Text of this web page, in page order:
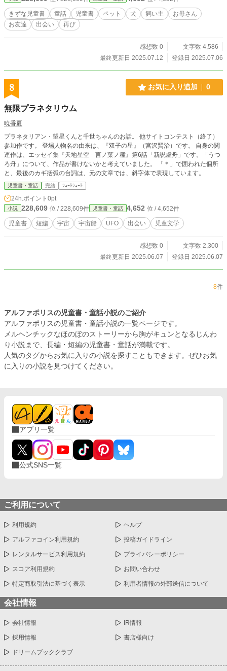
きずな児童書 童話 児童書 ペット 犬 飼い主
お母さん
お友達
出会い 再び
感想数 0
文字数 4,586
最終更新日 2025.07.12
登録日 2025.07.06
8 お気に入り追加 0
無限プラネタリウム
暁香夏
プラネタリアン・望星くんと千世ちゃんのお話。 他サイトコンテスト（終了）
参加作です。 登場人物名の由来は、『双子の星』（宮沢賢治）です。 自身の関
連作は、エッセイ集『天地星空 言ノ葉ノ種』第6話「新説虚舟」です。「うつ
ろ舟」について、作品が書けないかと考えていました。 「＊」で囲われた個所
と、最後のカギ括弧の台詞は、元の文章では、斜字体で表現しています。
児童書・童話 完結 ｼｮｰﾄｼｮｰﾄ
24h.ポイント 0pt
小説 228,609 位 / 228,609件 児童書・童話 4,652 位 / 4,652件
児童書 短編 宇宙 宇宙船 UFO 出会い 児童文学
感想数 0
文字数 2,300
最終更新日 2025.06.07
登録日 2025.06.07
8件
アルファポリスの児童書・童話小説のご紹介
アルファポリスの児童書・童話小説の一覧ページです。
メルヘンチックなほのぼのストーリーから胸がキュンとなるじんわ
り小説まで、長編・短編の児童書・童話が満載です。
人気のタグからお気に入りの小説を探すこともできます。ぜひお気
に入りの小説を見つけてください。
アプリ一覧
公式SNS一覧
ご利用について
利用規約 ヘルプ
アルファコイン利用規約 投稿ガイドライン
レンタルサービス利用規約 プライバシーポリシー
スコア利用規約 お問い合わせ
特定商取引法に基づく表示 利用者情報の外部送信について
会社情報
会社情報 IR情報
採用情報 書店様向け
ドリームブッククラブ